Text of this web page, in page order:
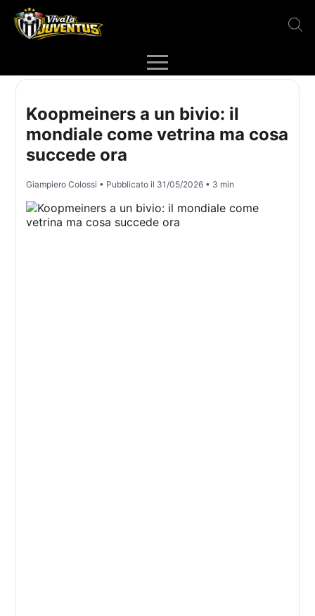
Koopmeiners a un bivio: il
mondiale come vetrina ma cosa
succede ora
Giampiero Colossi • Pubblicato il 31/05/2026 • 3 min